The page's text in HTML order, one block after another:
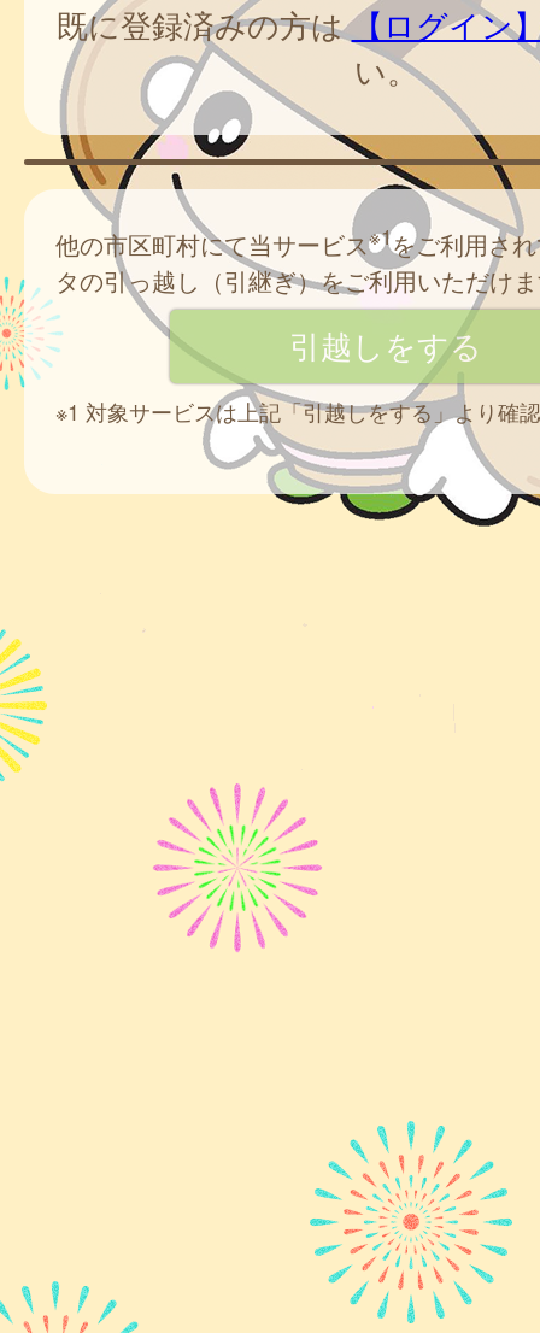
既に登録済みの方は【ログイン
い。
他の市区町村にて当サービス※1をご利用さ
タの引っ越し（引継ぎ）をご利用いただけ
※1 対象サービスは上記「引越しをする」より確